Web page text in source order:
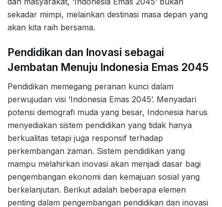
sekadar mimpi, melainkan destinasi masa depan yang
akan kita raih bersama.
Pendidikan dan Inovasi sebagai
Jembatan Menuju Indonesia Emas 2045
Pendidikan memegang peranan kunci dalam
perwujudan visi ‘Indonesia Emas 2045’. Menyadari
potensi demografi muda yang besar, Indonesia harus
menyediakan sistem pendidikan yang tidak hanya
berkualitas tetapi juga responsif terhadap
perkembangan zaman. Sistem pendidikan yang
mampu melahirkan inovasi akan menjadi dasar bagi
pengembangan ekonomi dan kemajuan sosial yang
berkelanjutan. Berikut adalah beberapa elemen
penting dalam pengembangan pendidikan dan inovasi